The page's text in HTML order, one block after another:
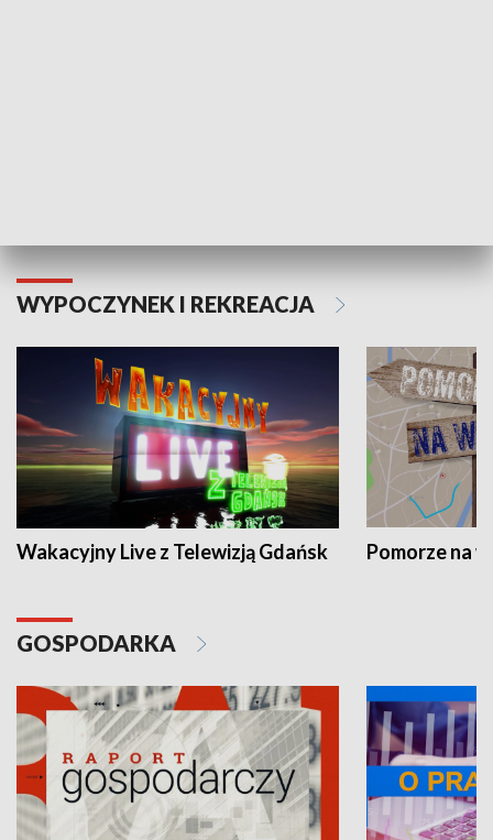
WYPOCZYNEK I REKREACJA
Wakacyjny Live z Telewizją Gdańsk Pomorze na
GOSPODARKA